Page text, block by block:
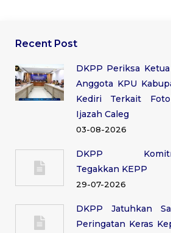
Recent Post
DKPP Periksa
Anggota KPU
Kediri Terkait
Ijazah Caleg
03-08-2026
DKPP
Tegakkan KEPP
29-07-2026
DKPP Jatuhkan
Peringatan Keras